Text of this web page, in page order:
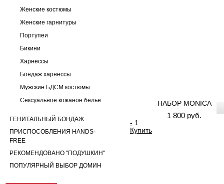
Женские костюмы
Женские гарнитуры
Портупеи
Бикини
Харнессы
Бондаж харнессы
Мужские БДСМ костюмы
Сексуальное кожаное белье
ГЕНИТАЛЬНЫЙ БОНДАЖ
ПРИСПОСОБЛЕНИЯ HANDS-
FREE
РЕКОМЕНДОВАНО "ПОДУШКИН"
ПОПУЛЯРНЫЙ ВЫБОР ДОМИН
НАБОР MONICA
1 800 руб.
-
Купить